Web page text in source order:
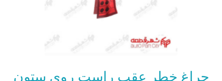
چراغ خطر عقب راست روی ستون